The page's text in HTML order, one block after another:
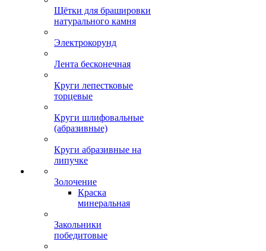
Щётки для брашировки
натурального камня
Электрокорунд
Лента бесконечная
Круги лепестковые
торцевые
Круги шлифовальные
(абразивные)
Круги абразивные на
липучке
Золочение
Краска
минеральная
Закольники
победитовые